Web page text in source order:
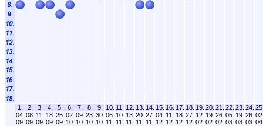
1. 2. 3. 4. 5. 6. 7. 8. 9. 10. 11. 12. 13. 14. 15. 16. 17. 18. 19. 20. 21. 22. 23. 24.
04.
09.
08.
09.
11.
09.
18.
09.
25.
09.
02.
10.
09.
10.
23.
10.
30.
10.
06.
11.
10.
11.
13.
11.
20.
11.
27.
11.
04.
12.
11.
12.
18.
12.
27.
12.
12.
02.
19.
02.
26.
02.
05.
03.
19.
03.
26.
03.